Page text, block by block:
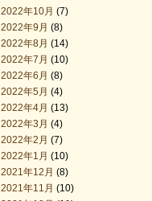
2022年10月 (7)
2022年9月 (8)
2022年8月 (14)
2022年7月 (10)
2022年6月 (8)
2022年5月 (4)
2022年4月 (13)
2022年3月 (4)
2022年2月 (7)
2022年1月 (10)
2021年12月 (8)
2021年11月 (10)